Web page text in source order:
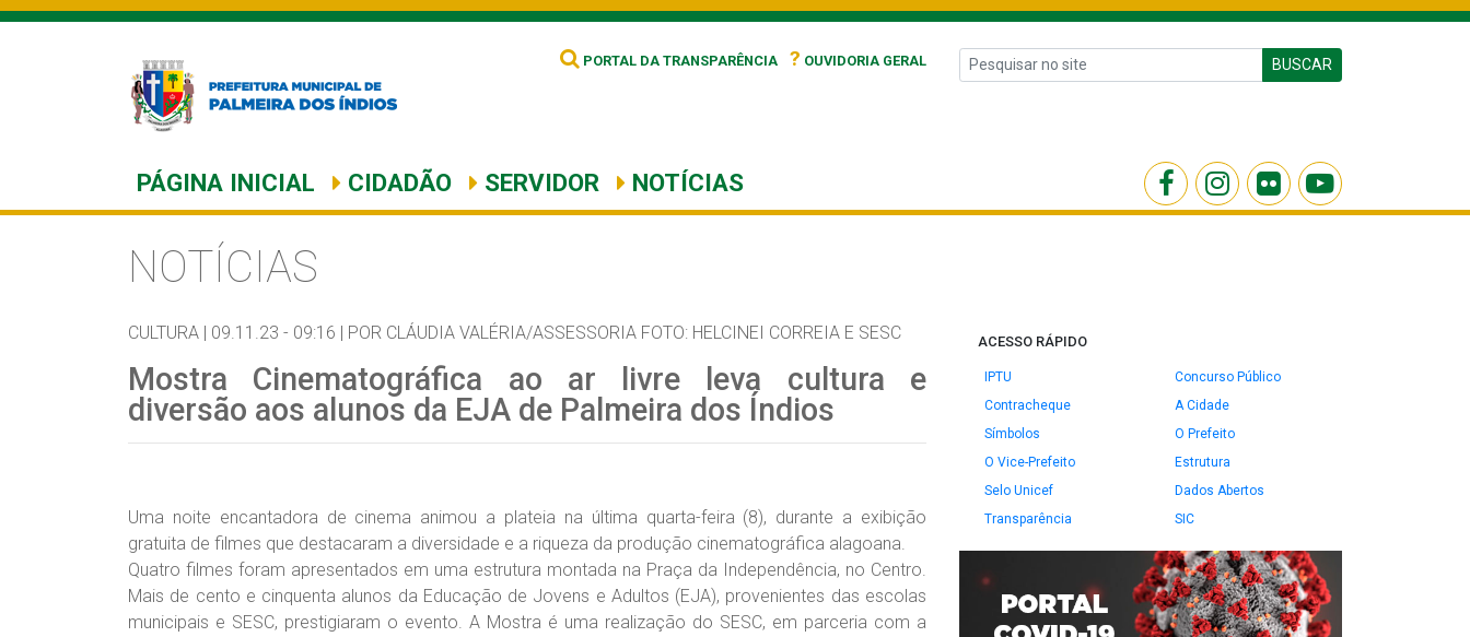
PORTAL DA TRANSPARÊNCIA ? OUVIDORIA GERAL BUSCAR
PÁGINA INICIAL CIDADÃO SERVIDOR NOTÍCIAS
NOTÍCIAS
CULTURA | 09.11.23 - 09:16 | POR CLÁUDIA VALÉRIA/ASSESSORIA FOTO: HELCINEI CORREIA E SESC
Mostra Cinematográfica ao ar livre leva cultura e
diversão aos alunos da EJA de Palmeira dos Índios
Uma noite encantadora de cinema animou a plateia na última quarta-feira (8), durante a exibição
gratuita de filmes que destacaram a diversidade e a riqueza da produção cinematográfica alagoana.
Quatro filmes foram apresentados em uma estrutura montada na Praça da Independência, no Centro.
Mais de cento e cinquenta alunos da Educação de Jovens e Adultos (EJA), provenientes das escolas
municipais e SESC, prestigiaram o evento. A Mostra é uma realização do SESC, em parceria com a
ACESSO RÁPIDO
IPTU
Concurso Público
Contracheque
A Cidade
Símbolos
O Prefeito
O Vice-Prefeito
Estrutura
Selo Unicef
Dados Abertos
Transparência
SIC